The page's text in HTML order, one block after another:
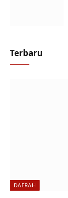
Terbaru
DAERAH